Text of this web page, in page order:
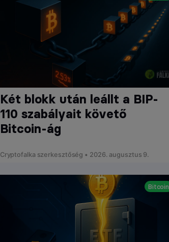
Két blokk után leállt a BIP-
110 szabályait követő
Bitcoin-ág
Cryptofalka szerkesztőség • 2026. augusztus 9.
Bitcoin